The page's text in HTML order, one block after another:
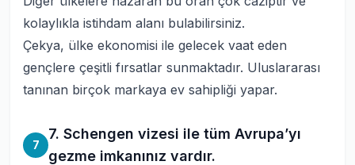
kolaylıkla istihdam alanı bulabilirsiniz.
Çekya, ülke ekonomisi ile gelecek vaat eden
gençlere çeşitli fırsatlar sunmaktadır. Uluslararası
tanınan birçok markaya ev sahipliği yapar.
7
7. Schengen vizesi ile tüm Avrupa’yı
gezme imkanınız vardır.